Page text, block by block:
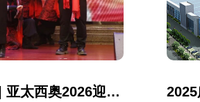
益路同心·共筑家年华 | 亚太西奥2026迎春年会暨慈善盛典圆满成功